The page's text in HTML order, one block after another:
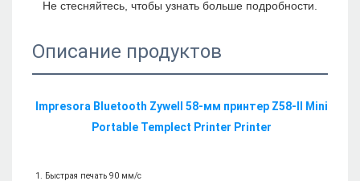
Описание продуктов
Impresora Bluetooth Zywell 58-мм принтер Z58-II Mini